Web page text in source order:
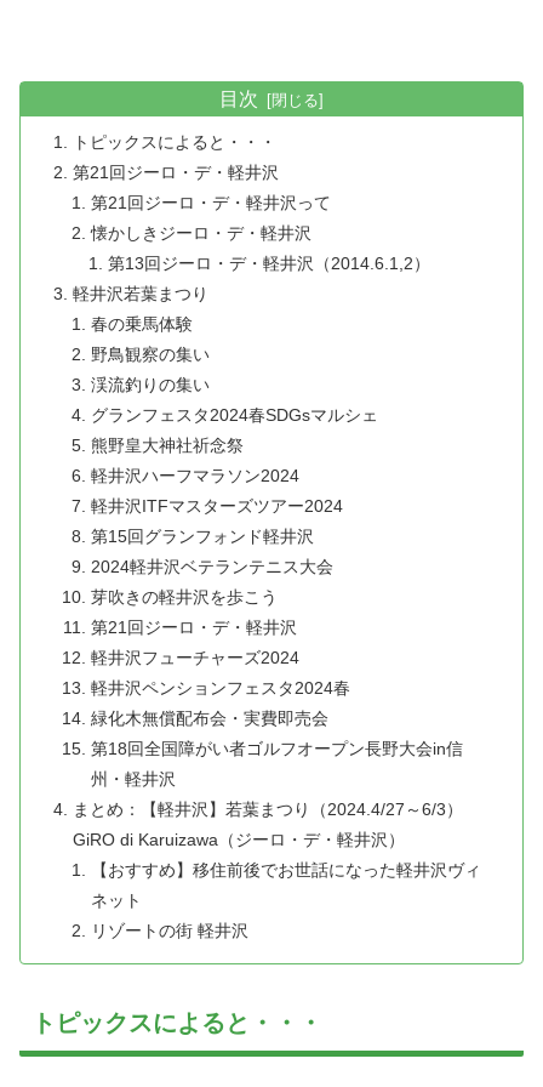
目次
トピックスによると・・・
第21回ジーロ・デ・軽井沢
第21回ジーロ・デ・軽井沢って
懐かしきジーロ・デ・軽井沢
第13回ジーロ・デ・軽井沢（2014.6.1,2）
軽井沢若葉まつり
春の乗馬体験
野鳥観察の集い
渓流釣りの集い
グランフェスタ2024春SDGsマルシェ
熊野皇大神社祈念祭
軽井沢ハーフマラソン2024
軽井沢ITFマスターズツアー2024
第15回グランフォンド軽井沢
2024軽井沢ベテランテニス大会
芽吹きの軽井沢を歩こう
第21回ジーロ・デ・軽井沢
軽井沢フューチャーズ2024
軽井沢ペンションフェスタ2024春
緑化木無償配布会・実費即売会
第18回全国障がい者ゴルフオープン長野大会in信
州・軽井沢
まとめ：【軽井沢】若葉まつり（2024.4/27～6/3）
GiRO di Karuizawa（ジーロ・デ・軽井沢）
【おすすめ】移住前後でお世話になった軽井沢ヴィ
ネット
リゾートの街 軽井沢
トピックスによると・・・